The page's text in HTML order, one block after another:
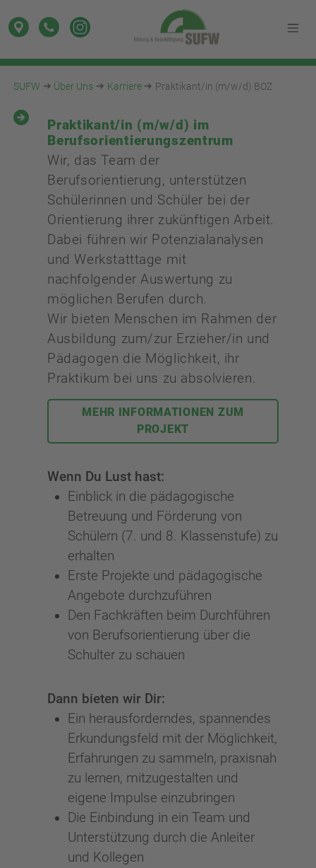
SUFW Über Uns Karriere Praktikant/in (m/w/d) BOZ
Praktikant/in (m/w/d) im
Berufsorientierungszentrum
Wir, das Team der
Berufsorientierung, unterstützen
Schülerinnen und Schüler bei der
Orientierung ihrer zukünftigen Arbeit.
Dabei führen wir Potenzialanalysen
und Werkstatttage mit
nachfolgender Auswertung zu
möglichen Berufen durch.
Wir bieten Menschen im Rahmen der
Ausbildung zum/zur Erzieher/in und
Pädagogen die Möglichkeit, ihr
Praktikum bei uns zu absolvieren.
MEHR INFORMATIONEN ZUM
PROJEKT
Wenn Du Lust hast:
Einblick in die pädagogische
Betreuung und Förderung von
Schülern (7. und 8. Klassenstufe) zu
erhalten
Erste Projekte und pädagogische
Angebote durchzuführen
Den Fachkräften beim Durchführen
von Berufsorientierung über die
Schulter zu schauen
Dann bieten wir Dir:
Ein herausforderndes, spannendes
Erkundungsfeld mit der Möglichkeit,
Erfahrungen zu sammeln, praxisnah
zu lernen, mitzugestalten und
eigene Impulse einzubringen
Die Einbindung in ein Team und
Unterstützung durch die Anleiter
und Kollegen